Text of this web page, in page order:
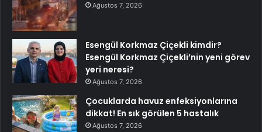
Ağustos 7, 2026
Esengül Korkmaz Çiçekli kimdir?
Esengül Korkmaz Çiçekli’nin yeni görev
yeri neresi?
Ağustos 7, 2026
Çocuklarda havuz enfeksiyonlarına
dikkat! En sık görülen 5 hastalık
Ağustos 7, 2026